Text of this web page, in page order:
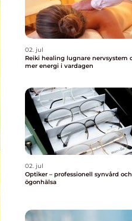
02. jul
Reiki healing lugnare nervsystem och
mer energi i vardagen
02. jul
Optiker – professionell synvård och
ögonhälsa